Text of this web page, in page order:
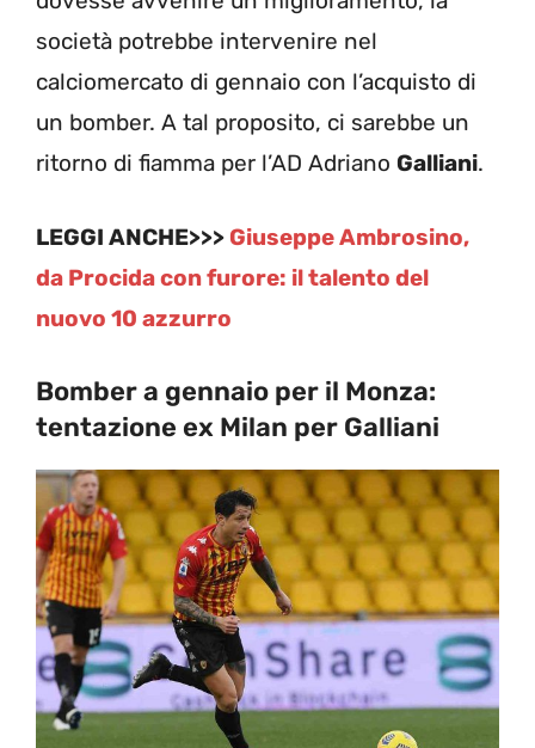
società potrebbe intervenire nel
calciomercato di gennaio con l’acquisto di
un bomber. A tal proposito, ci sarebbe un
ritorno di fiamma per l’AD Adriano Galliani.
LEGGI ANCHE>>> Giuseppe Ambrosino,
da Procida con furore: il talento del
nuovo 10 azzurro
Bomber a gennaio per il Monza:
tentazione ex Milan per Galliani